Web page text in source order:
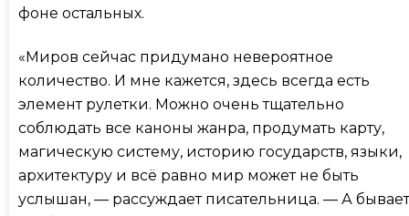
фоне остальных.
«Миров сейчас придумано невероятное
количество. И мне кажется, здесь всегда есть
элемент рулетки. Можно очень тщательно
соблюдать все каноны жанра, продумать карту,
магическую систему, историю государств, языки,
архитектуру и всё равно мир может не быть
услышан, — рассуждает писательница. — А бывает